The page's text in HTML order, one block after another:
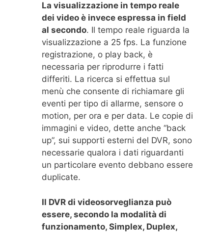
La visualizzazione in tempo reale
dei video è invece espressa in field
al secondo. Il tempo reale riguarda la
visualizzazione a 25 fps. La funzione
registrazione, o play back, è
necessaria per riprodurre i fatti
differiti. La ricerca si effettua sul
menù che consente di richiamare gli
eventi per tipo di allarme, sensore o
motion, per ora e per data. Le copie di
immagini e video, dette anche “back
up”, sui supporti esterni del DVR, sono
necessarie qualora i dati riguardanti
un particolare evento debbano essere
duplicate.
Il DVR di videosorveglianza può
essere, secondo la modalità di
funzionamento, Simplex, Duplex,